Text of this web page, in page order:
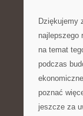
Dziękujemy
najlepszego
na temat
podczas
poznać
jeszcze za